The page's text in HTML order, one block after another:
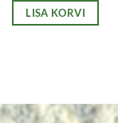
LISA KORVI